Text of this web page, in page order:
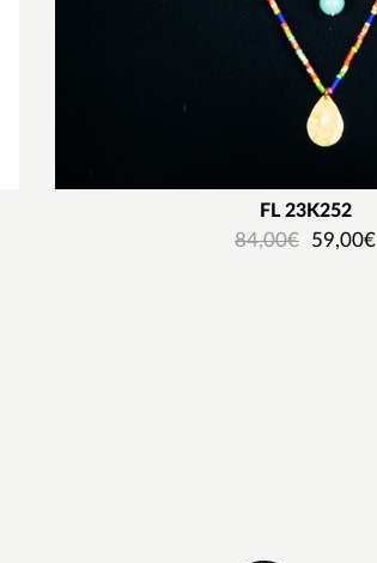
FL 23K252
84,00€ 59,00€